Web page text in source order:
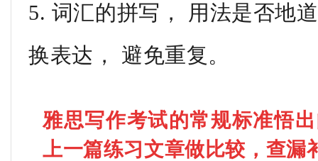
5. 词汇的拼写， 用法是否地
换表达， 避免重复。
雅思写作考试的常规标准悟
上一篇练习文章做比较，查漏